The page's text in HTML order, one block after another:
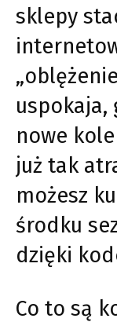
sklepy
uspokaja,
nowe
już tak
możesz
środku
dzięki
Co to są